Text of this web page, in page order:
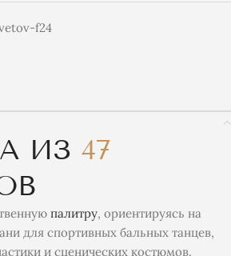
f24
ИЗ 47
палитру, ориентируясь на
для спортивных бальных танцев,
и сценических костюмов.